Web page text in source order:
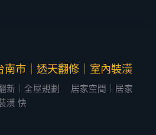
南市｜透天翻修｜室內裝潢
新｜全屋規劃 居家空間｜居家
潢 快